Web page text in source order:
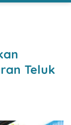
Teluk